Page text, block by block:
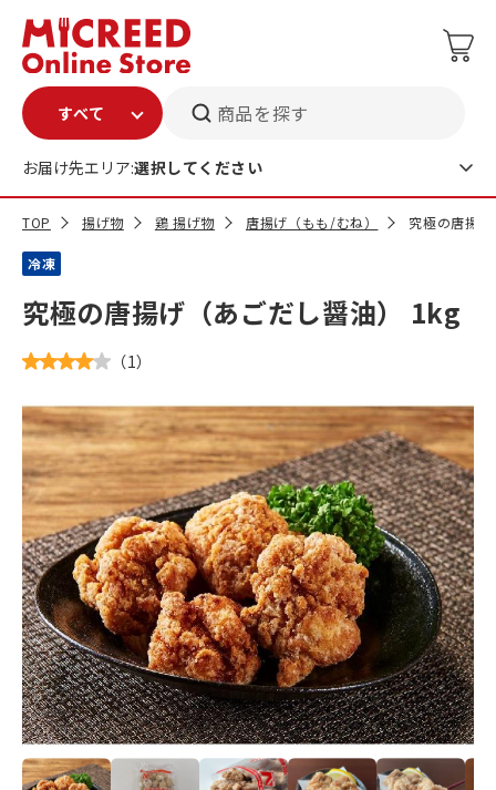
商品を探す
お届け先エリア:選択してください
TOP 揚げ物 鶏 揚げ物 唐揚げ（もも/むね） 究極の唐揚
冷凍
究極の唐揚げ（あごだし醤油） 1kg
（1）